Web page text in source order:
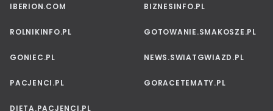
IBERION.COM BIZNESINFO.PL
ROLNIKINFO.PL GOTOWANIE.SMAKOSZE.PL
GONIEC.PL NEWS.SWIATGWIAZD.PL
PACJENCI.PL GORACETEMATY.PL
DIETA.PACJENCI.PL